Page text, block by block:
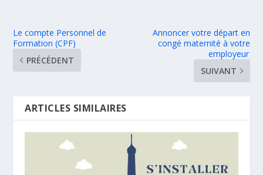
Le compte Personnel de
Formation (CPF)
PRÉCÉDENT
Annoncer votre départ en
congé maternité à votre
employeur
SUIVANT
ARTICLES SIMILAIRES